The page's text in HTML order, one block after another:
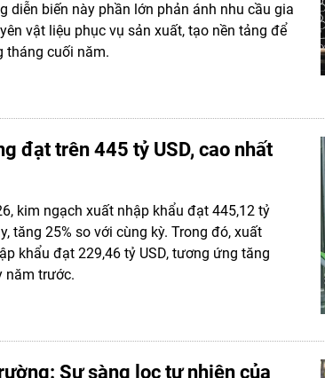
diễn biến này phần lớn phản ánh nhu cầu gia
vật liệu phục vụ sản xuất, tạo nền tảng để
tháng cuối năm.
đạt trên 445 tỷ USD, cao nhất
kim ngạch xuất nhập khẩu đạt 445,12 tỷ
tăng 25% so với cùng kỳ. Trong đó, xuất
khẩu đạt 229,46 tỷ USD, tương ứng tăng
năm trước.
Sự sàng lọc tự nhiên của